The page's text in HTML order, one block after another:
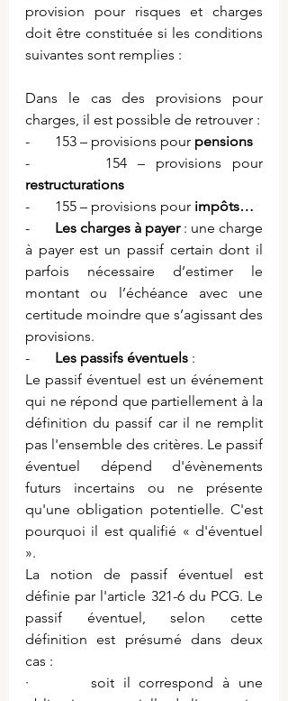
provision pour risques et charges
doit être constituée si les conditions
suivantes sont remplies :
Dans le cas des provisions pour
charges, il est possible de retrouver :
-       153 – provisions pour pensions
restructurations
-       155 – provisions pour impôts…
- Les charges à payer : une charge
à payer est un passif certain dont il
parfois nécessaire d’estimer le
montant ou l’échéance avec une
certitude moindre que s’agissant des
provisions.
- Les passifs éventuels :
Le passif éventuel est un événement
qui ne répond que partiellement à la
définition du passif car il ne remplit
pas l'ensemble des critères. Le passif
éventuel dépend d'évènements
futurs incertains ou ne présente
qu'une obligation potentielle. C'est
pourquoi il est qualifié « d'éventuel
».
La notion de passif éventuel est
définie par l'article 321-6 du PCG. Le
passif éventuel, selon cette
définition est présumé dans deux
cas :
·       soit il correspond à une